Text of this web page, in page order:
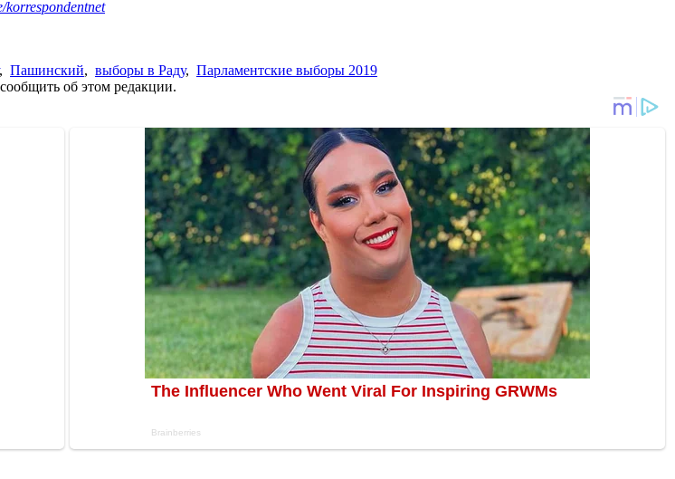
korrespondentnet
, Пашинский, выборы в Раду, Парламентские выборы 2019
об этом редакции.